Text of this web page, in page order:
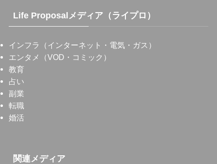
Life Proposalメディア（ライプロ）
インフラ（インターネット・電気・ガス）
エンタメ（VOD・コミック）
教育
占い
副業
転職
婚活
関連メディア